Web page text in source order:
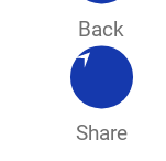
Back
Share